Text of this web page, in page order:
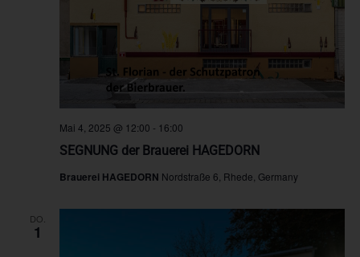
SEGNUNG der Brauerei HAGEDORN
Mai 4, 2025 @ 12:00 - 16:00
Brauerei HAGEDORN Nordstraße 6, Rhede, Germany
DO.
1